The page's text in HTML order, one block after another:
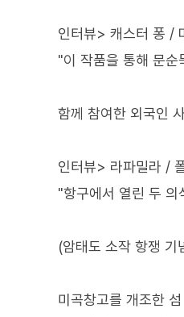
인터뷰> 캐스터 퐁 /
"이 작품을 통해 문순
함께 참여한 외국인
인터뷰> 라파밀라 /
"항구에서 열린 두 의
(암태도 소작 항쟁
미곡창고를 개조한